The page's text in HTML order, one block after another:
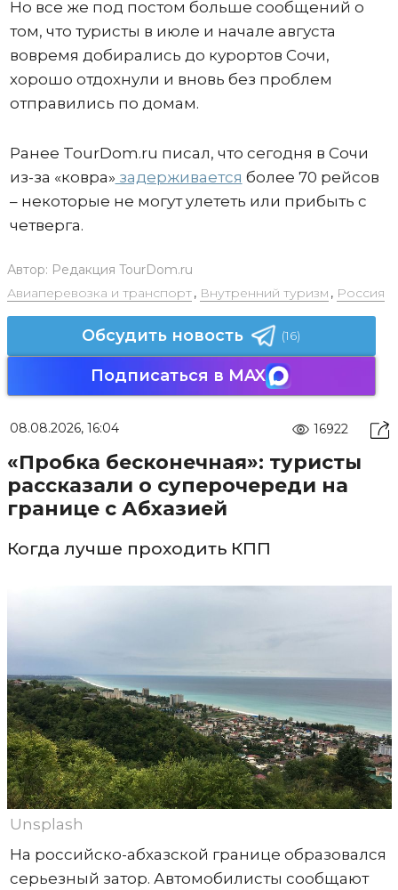
Но все же под постом больше сообщений о
том, что туристы в июле и начале августа
вовремя добирались до курортов Сочи,
хорошо отдохнули и вновь без проблем
отправились по домам.
Ранее TourDom.ru писал, что сегодня в Сочи
из-за «ковра» задерживается более 70 рейсов
– некоторые не могут улететь или прибыть с
четверга.
Автор: Редакция TourDom.ru
Авиаперевозка и транспорт, Внутренний туризм , Россия
Обсудить новость (16)
Подписаться в MAX
08.08.2026, 16:04 16922
«Пробка бесконечная»: туристы
рассказали о суперочереди на
границе с Абхазией
Когда лучше проходить КПП
Unsplash
На российско-абхазской границе образовался
серьезный затор. Автомобилисты сообщают